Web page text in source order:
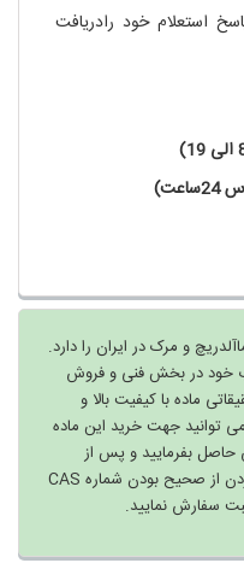
استعلام خود رادریافت
و مرک در ایران را دارد.
خود در بخش فنی و فروش
ماده با کیفیت بالا و
توانید جهت خرید این ماده
بفرمایید و پس از
دریافت پیش فاکتور و اطمینان حاصل کردن از صحیح بودن شماره CAS
سفارش نمایید.